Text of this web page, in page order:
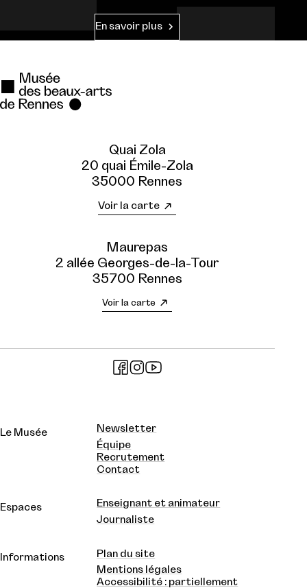
En savoir plus
Quai Zola
20 quai Émile-Zola
35000 Rennes
Voir la carte
Maurepas
2 allée Georges-de-la-Tour
35700 Rennes
Voir la carte
Le Musée
Newsletter
Équipe
Recrutement
Contact
Espaces
Enseignant et animateur
Journaliste
Informations
Plan du site
Mentions légales
Accessibilité : partiellement